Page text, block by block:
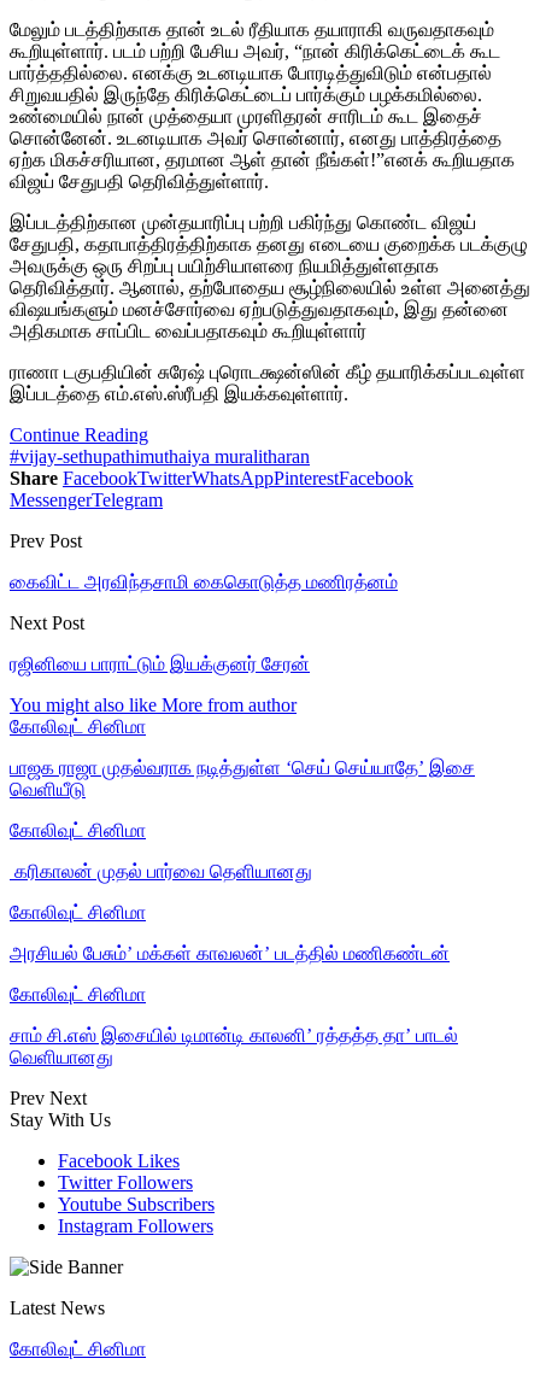
மேலும் படத்திற்காக தான் உடல் ரீதியாக தயாராகி வருவதாகவும்
கூறியுள்ளார். படம் பற்றி பேசிய அவர், “நான் கிரிக்கெட்டைக் கூட
பார்த்ததில்லை. எனக்கு உடனடியாக போரடித்துவிடும் என்பதால்
சிறுவயதில் இருந்தே கிரிக்கெட்டைப் பார்க்கும் பழக்கமில்லை.
உண்மையில் நான் முத்தையா முரளிதரன் சாரிடம் கூட இதைச்
சொன்னேன். உடனடியாக அவர் சொன்னார், எனது பாத்திரத்தை
ஏற்க மிகச்சரியான, தரமான ஆள் தான் நீங்கள்!”எனக் கூறியதாக
விஜய் சேதுபதி தெரிவித்துள்ளார்.
இப்படத்திற்கான முன்தயாரிப்பு பற்றி பகிர்ந்து கொண்ட விஜய்
சேதுபதி, கதாபாத்திரத்திற்காக தனது எடையை குறைக்க படக்குழு
அவருக்கு ஒரு சிறப்பு பயிற்சியாளரை நியமித்துள்ளதாக
தெரிவித்தார். ஆனால், தற்போதைய சூழ்நிலையில் உள்ள அனைத்து
விஷயங்களும் மனச்சோர்வை ஏற்படுத்துவதாகவும், இது தன்னை
அதிகமாக சாப்பிட வைப்பதாகவும் கூறியுள்ளார்
ராணா டகுபதியின் சுரேஷ் புரொடக்ஷன்ஸின் கீழ் தயாரிக்கப்படவுள்ள
இப்படத்தை எம்.எஸ்.ஸ்ரீபதி இயக்கவுள்ளார்.
Continue Reading
#vijay-sethupathimuthaiya muralitharan
Share FacebookTwitterWhatsAppPinterestFacebook
MessengerTelegram
Prev Post
கைவிட்ட அரவிந்தசாமி கைகொடுத்த மணிரத்னம்
Next Post
ரஜினியை பாராட்டும் இயக்குனர் சேரன்
You might also like More from author
கோலிவுட் சினிமா
பாஜக ராஜா முதல்வராக நடித்துள்ள ‘செய் செய்யாதே’ இசை
வெளியீடு
கோலிவுட் சினிமா
‎ கரிகாலன் முதல் பார்வை தெளியானது
கோலிவுட் சினிமா
அரசியல் பேசும்’ மக்கள் காவலன்’ படத்தில் மணிகண்டன்
கோலிவுட் சினிமா
சாம் சி.எஸ் இசையில் டிமான்டி காலனி’ ரத்தத்த தா’ பாடல்
வெளியானது
Prev Next
Stay With Us
Facebook Likes
Twitter Followers
Youtube Subscribers
Instagram Followers
Latest News
கோலிவுட் சினிமா